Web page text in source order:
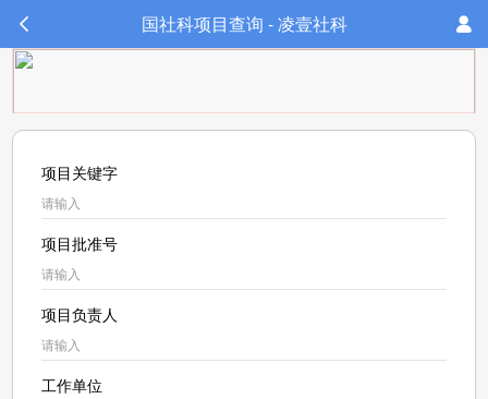
国社科项目查询 - 凌壹社科
项目关键字
项目批准号
项目负责人
工作单位